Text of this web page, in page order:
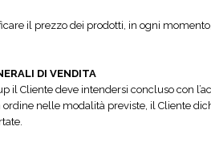
il prezzo dei prodotti, in ogni
DI VENDITA
il Cliente deve intendersi concluso con
nelle modalità previste, il Cliente